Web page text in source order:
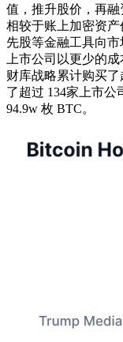
值，推升股价，再
相较于账上加密资
先股等金融工具向
上市公司以更少的
财库战略累计购买
了超过 134家上市公
94.9w 枚 BTC。